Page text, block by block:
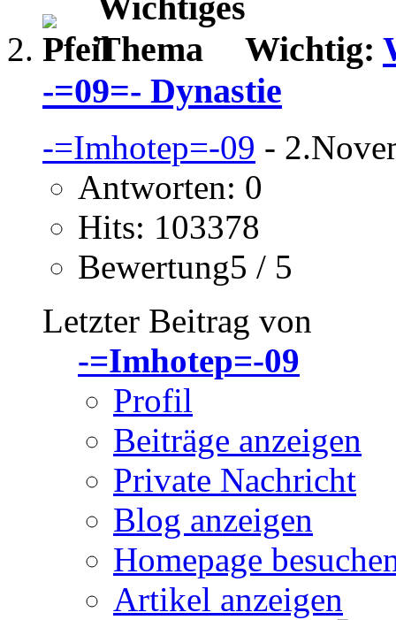
Wichtig:
-=09=- Dynastie
-=Imhotep=-09 -
Antworten: 0
Hits: 103378
Bewertung5 / 5
Letzter Beitrag von
-=Imhotep=-09
Profil
Beiträge anzeigen
Private Nachricht
Blog anzeigen
Homepage
Artikel anzeigen